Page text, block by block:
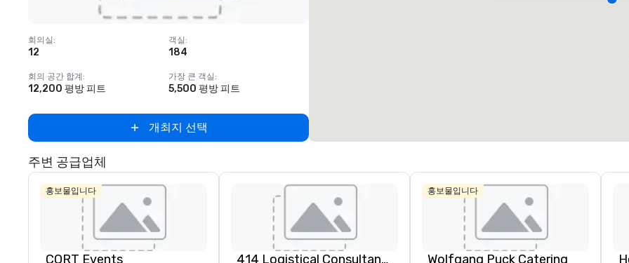
Removed from favorites
회의실 :
12
객실 :
184
회의 공간 합계 :
12,200 평방 피트
가장 큰 객실 :
5,500 평방 피트
개최지 선택
1,144
주변 공급업체
홍보물입니다
CORT Events 414 Logistical Consultants, LLC
홍보물입니다
Wolfgang Puck Catering